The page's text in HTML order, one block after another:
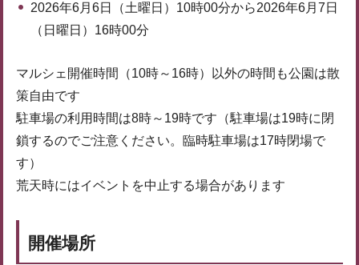
2026年6月6日（土曜日）10時00分から2026年6月7日
（日曜日）16時00分
マルシェ開催時間（10時～16時）以外の時間も公園は散
策自由です
駐車場の利用時間は8時～19時です（駐車場は19時に閉
鎖するのでご注意ください。臨時駐車場は17時閉場で
す）
荒天時にはイベントを中止する場合があります
開催場所